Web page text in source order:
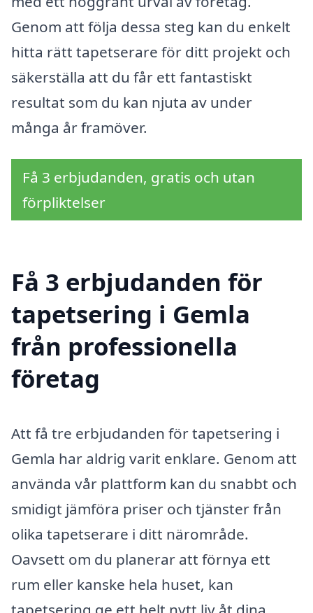
Genom att följa dessa steg kan du enkelt
hitta rätt tapetserare för ditt projekt och
säkerställa att du får ett fantastiskt
resultat som du kan njuta av under
många år framöver.
Få 3 erbjudanden, gratis och utan
förpliktelser
Få 3 erbjudanden för
tapetsering i Gemla
från professionella
företag
Att få tre erbjudanden för tapetsering i
Gemla har aldrig varit enklare. Genom att
använda vår plattform kan du snabbt och
smidigt jämföra priser och tjänster från
olika tapetserare i ditt närområde.
Oavsett om du planerar att förnya ett
rum eller kanske hela huset, kan